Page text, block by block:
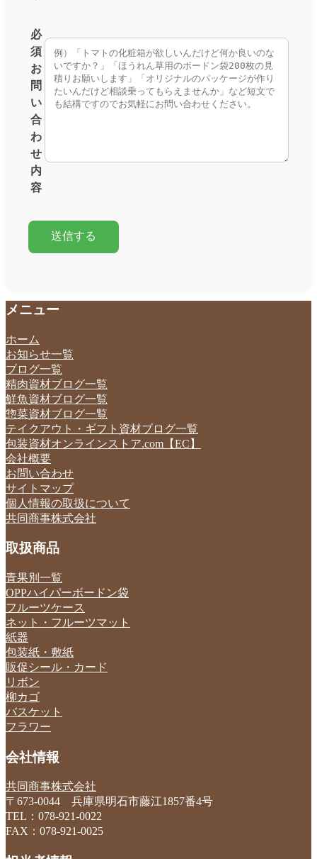
必
須
お
問
い
合
わ
せ
内
容
メニュー
ホーム
お知らせ一覧
ブログ一覧
精肉資材ブログ一覧
鮮魚資材ブログ一覧
惣菜資材ブログ一覧
テイクアウト・ギフト資材ブログ一覧
包装資材オンラインストア.com【EC】
会社概要
お問い合わせ
サイトマップ
個人情報の取扱について
共同商事株式会社
取扱商品
青果別一覧
OPPハイパーボードン袋
フルーツケース
ネット・フルーツマット
紙器
包装紙・敷紙
販促シール・カード
リボン
柳カゴ
バスケット
フラワー
会社情報
共同商事株式会社
〒673-0044 兵庫県明石市藤江1857番4号
TEL：078-921-0022
FAX：078-921-0025